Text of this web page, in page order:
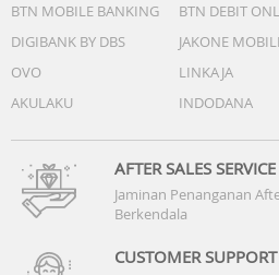
BTN MOBILE BANKING
BTN DEBIT
DIGIBANK BY DBS
JAKONE
OVO
LINKAJA
AKULAKU
INDODANA
AFTER SALES SERVICE
Jaminan Penanganan
Berkendala
CUSTOMER SUPPORT